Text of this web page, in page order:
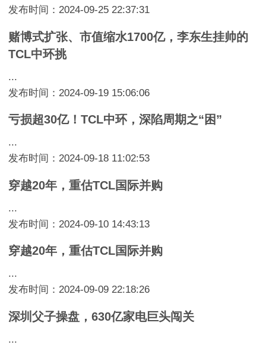
发布时间：2024-09-25 22:37:31
赌博式扩张、市值缩水1700亿，李东生挂帅的
TCL中环挑
...
发布时间：2024-09-19 15:06:06
亏损超30亿！TCL中环，深陷周期之“困”
...
发布时间：2024-09-18 11:02:53
穿越20年，重估TCL国际并购
...
发布时间：2024-09-10 14:43:13
穿越20年，重估TCL国际并购
...
发布时间：2024-09-09 22:18:26
深圳父子操盘，630亿家电巨头闯关
...